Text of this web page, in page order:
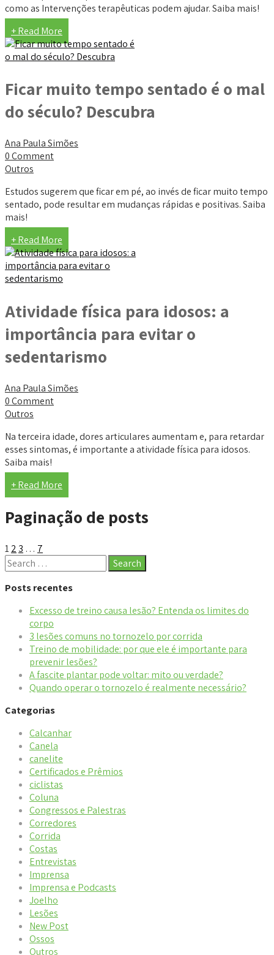
como as Intervenções terapêuticas podem ajudar. Saiba mais!
+ Read More
Ficar muito tempo sentado é o mal
do século? Descubra
Ana Paula Simões
0 Comment
Outros
Estudos sugerem que ficar em pé, ao invés de ficar muito tempo
sentado, pode resultar em mudanças rápidas e positivas. Saiba
mais!
+ Read More
Atividade física para idosos: a
importância para evitar o
sedentarismo
Ana Paula Simões
0 Comment
Outros
Na terceira idade, dores articulares aumentam e, para retardar
esses sintomas, é importante a atividade física para idosos.
Saiba mais!
+ Read More
Paginação de posts
12 3 … 7
Posts recentes
Excesso de treino causa lesão? Entenda os limites do
corpo
3 lesões comuns no tornozelo por corrida
Treino de mobilidade: por que ele é importante para
prevenir lesões?
A fascite plantar pode voltar: mito ou verdade?
Quando operar o tornozelo é realmente necessário?
Categorias
Calcanhar
Canela
canelite
Certificados e Prêmios
ciclistas
Coluna
Congressos e Palestras
Corredores
Corrida
Costas
Entrevistas
Imprensa
Imprensa e Podcasts
Joelho
Lesões
New Post
Ossos
Outros